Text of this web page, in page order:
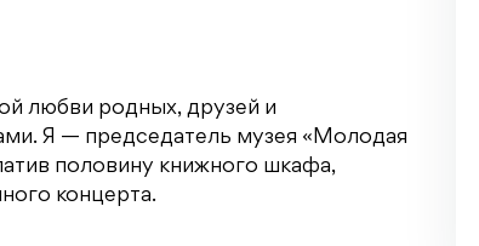
любви родных, друзей и
Я — председатель музея «Молодая
половину книжного шкафа,
концерта.